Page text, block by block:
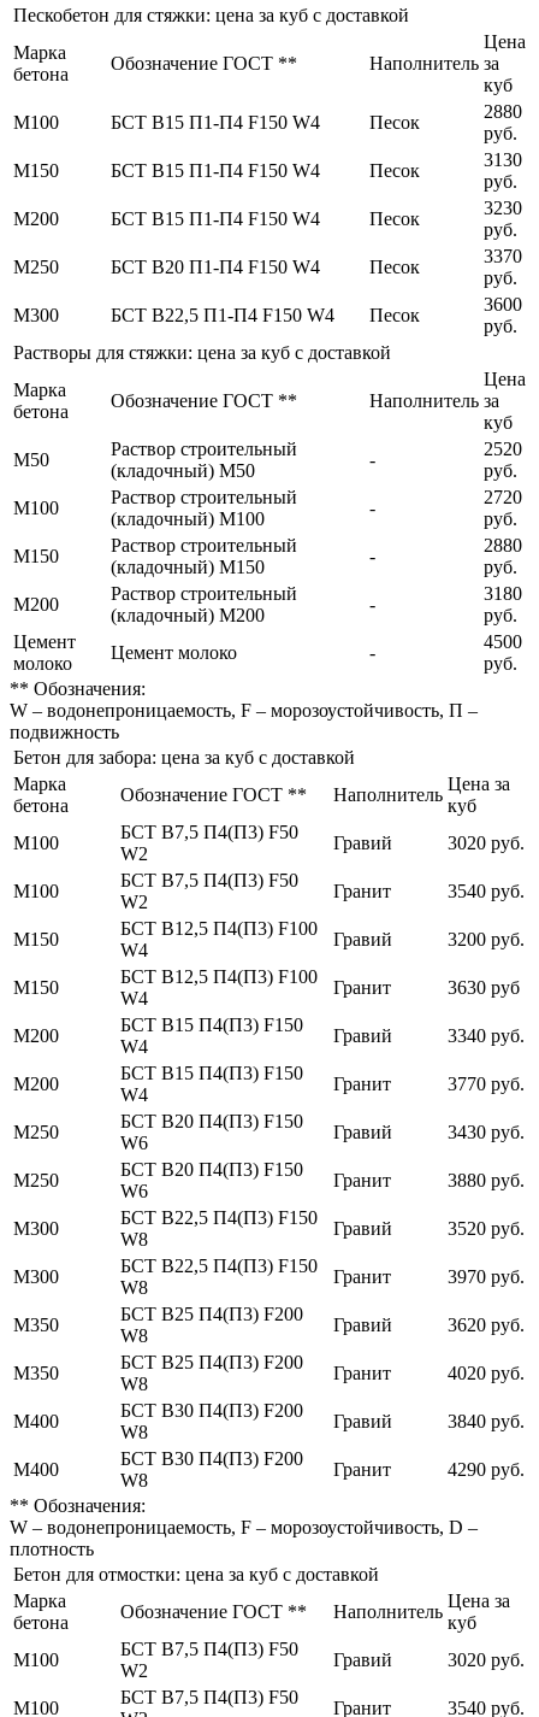
Пескобетон для стяжки: цена за куб с доставкой
Марка
бетона
Обозначение ГОСТ ** Наполнитель
Цена
за
куб
М100
БСТ В15 П1-П4 F150 W4 Песок
2880
руб.
М150
БСТ В15 П1-П4 F150 W4 Песок
3130
руб.
М200
БСТ В15 П1-П4 F150 W4 Песок
3230
руб.
М250
БСТ В20 П1-П4 F150 W4 Песок
3370
руб.
М300
БСТ В22,5 П1-П4 F150 W4 Песок
3600
руб.
Растворы для стяжки: цена за куб с доставкой
Марка
бетона
Обозначение ГОСТ ** Наполнитель
Цена
за
куб
М50
Раствор строительный
(кладочный) М50
-
2520
руб.
М100
Раствор строительный
(кладочный) М100
-
2720
руб.
М150
Раствор строительный
(кладочный) М150
-
2880
руб.
М200
Раствор строительный
(кладочный) М200
-
3180
руб.
Цемент
молоко
Цемент молоко -
4500
руб.
** Обозначения:
W – водонепроницаемость, F – морозоустойчивость, П –
подвижность
Бетон для забора: цена за куб с доставкой
Марка
бетона
Обозначение ГОСТ ** Наполнитель
Цена за
куб
М100
БСТ В7,5 П4(П3) F50
W2
Гравий 3020 руб.
М100
БСТ В7,5 П4(П3) F50
W2
Гранит 3540 руб.
М150
БСТ В12,5 П4(П3) F100
W4
Гравий 3200 руб.
М150
БСТ В12,5 П4(П3) F100
W4
Гранит 3630 руб
М200
БСТ В15 П4(П3) F150
W4
Гравий 3340 руб.
М200
БСТ В15 П4(П3) F150
W4
Гранит 3770 руб.
М250
БСТ В20 П4(П3) F150
W6
Гравий 3430 руб.
М250
БСТ В20 П4(П3) F150
W6
Гранит 3880 руб.
М300
БСТ В22,5 П4(П3) F150
W8
Гравий 3520 руб.
М300
БСТ В22,5 П4(П3) F150
W8
Гранит 3970 руб.
М350
БСТ В25 П4(П3) F200
W8
Гравий 3620 руб.
М350
БСТ В25 П4(П3) F200
W8
Гранит 4020 руб.
М400
БСТ В30 П4(П3) F200
W8
Гравий 3840 руб.
М400
БСТ В30 П4(П3) F200
W8
Гранит
4290 руб.
** Обозначения:
W – водонепроницаемость, F – морозоустойчивость, D –
плотность
Бетон для отмостки: цена за куб с доставкой
Марка
бетона
Обозначение ГОСТ ** Наполнитель
Цена за
куб
М100
БСТ В7,5 П4(П3) F50
W2
Гравий 3020 руб.
М100
БСТ В7,5 П4(П3) F50
Гранит 3540 руб.